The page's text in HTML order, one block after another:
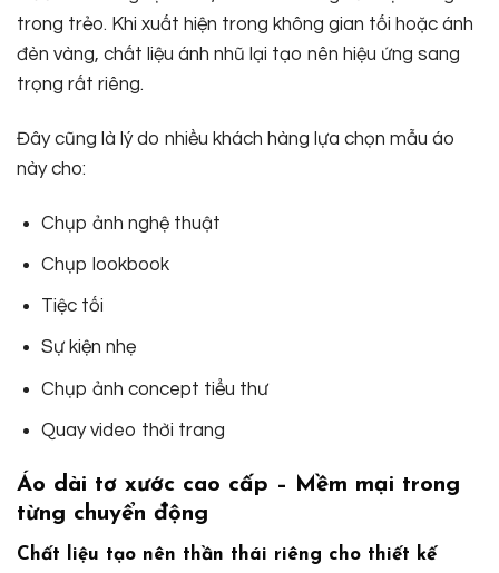
trong trẻo. Khi xuất hiện trong không gian tối hoặc ánh
đèn vàng, chất liệu ánh nhũ lại tạo nên hiệu ứng sang
trọng rất riêng.
Đây cũng là lý do nhiều khách hàng lựa chọn mẫu áo
này cho:
Chụp ảnh nghệ thuật
Chụp lookbook
Tiệc tối
Sự kiện nhẹ
Chụp ảnh concept tiểu thư
Quay video thời trang
Áo dài tơ xước cao cấp – Mềm mại trong
từng chuyển động
Chất liệu tạo nên thần thái riêng cho thiết kế